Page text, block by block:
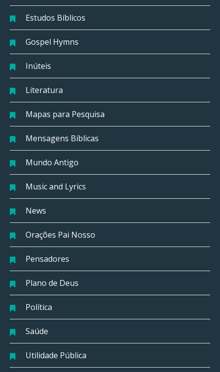
Estudos Bíblicos
Gospel Hymns
Inúteis
Literatura
Mapas para Pesquisa
Mensagens Bíblicas
Mundo Antigo
Music and Lyrics
News
Orações Pai Nosso
Pensadores
Plano de Deus
Política
Saúde
Utilidade Pública